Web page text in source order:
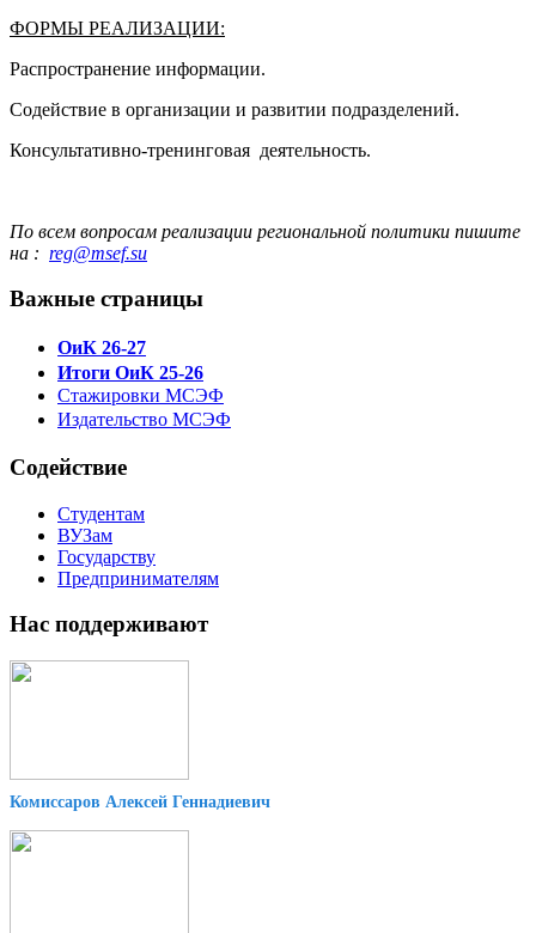
ФОРМЫ РЕАЛИЗАЦИИ:
Распространение информации.
Содействие в организации и развитии подразделений.
Консультативно-тренинговая деятельность.
По всем вопросам реализации региональной политики пишите
на : reg@msef.su
Важные страницы
ОиК 26-27
Итоги ОиК 25-26
Стажировки МСЭФ
Издательство МСЭФ
Содействие
Студентам
ВУЗам
Государству
Предпринимателям
Нас поддерживают
Комиссаров Алексей Геннадиевич